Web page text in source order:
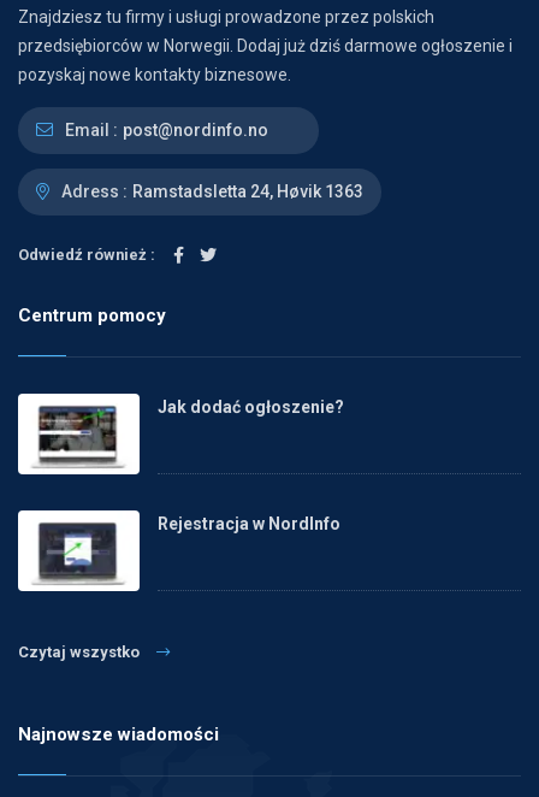
Znajdziesz tu firmy i usługi prowadzone przez polskich
przedsiębiorców w Norwegii. Dodaj już dziś darmowe ogłoszenie i
pozyskaj nowe kontakty biznesowe.
Email : post@nordinfo.no
Adress : Ramstadsletta 24, Høvik 1363
Odwiedź również :
Centrum pomocy
Jak dodać ogłoszenie?
Rejestracja w NordInfo
Czytaj wszystko
Najnowsze wiadomości